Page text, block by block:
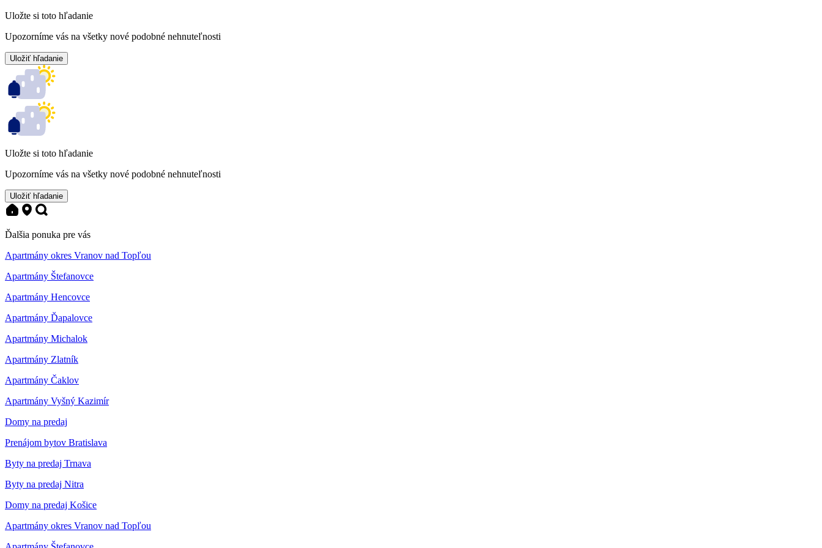
Uložte si toto hľadanie
Upozorníme vás na všetky nové podobné nehnuteľnosti
Uložiť hľadanie
Uložte si toto hľadanie
Upozorníme vás na všetky nové podobné nehnuteľnosti
Uložiť hľadanie
Ďalšia ponuka pre vás
Apartmány okres Vranov nad Topľou
Apartmány Štefanovce
Apartmány Hencovce
Apartmány Ďapalovce
Apartmány Michalok
Apartmány Zlatník
Apartmány Čaklov
Apartmány Vyšný Kazimír
Domy na predaj
Prenájom bytov Bratislava
Byty na predaj Trnava
Byty na predaj Nitra
Domy na predaj Košice
Apartmány okres Vranov nad Topľou